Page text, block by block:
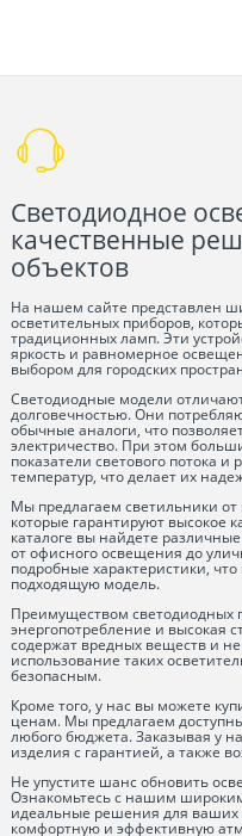
Светодиодное
качественные
объектов
На нашем сайте представлен
осветительных приборов,
традиционных ламп. Эти
яркость и равномерное
выбором для городских
Светодиодные модели
долговечностью. Они
обычные аналоги, что
электричество. При этом
показатели светового потока
температур, что делает их
Мы предлагаем светильники
которые гарантируют высокое
каталоге вы найдете
от офисного освещения до
подробные характеристики,
подходящую модель.
Преимуществом светодиодных
энергопотребление и высокая
содержат вредных веществ и
использование таких
безопасным.
Кроме того, у нас вы можете
ценам. Мы предлагаем
любого бюджета. Заказывая у
изделия с гарантией, а также
Не упустите шанс обновить
Ознакомьтесь с нашим
идеальные решения для
комфортную и эффективную